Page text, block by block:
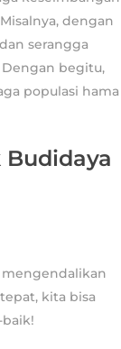
dengan
serangga
begitu,
populasi hama
kita bisa